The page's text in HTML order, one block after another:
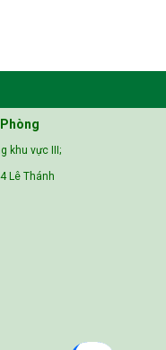
khu vực III;
Lê Thánh